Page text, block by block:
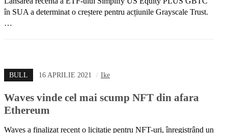
în SUA a determinat o creștere pentru acțiunile Grayscale Trust.
…
BULL 16 APRILIE 2021 / Ike
Waves vinde cel mai scump NFT din afara
Ethereum
Waves a finalizat recent o licitație pentru NFT-uri, înregistrând un